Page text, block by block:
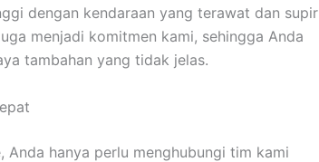
dengan kendaraan yang terawat dan supir
menjadi komitmen kami, sehingga Anda
tambahan yang tidak jelas.
Anda hanya perlu menghubungi tim kami